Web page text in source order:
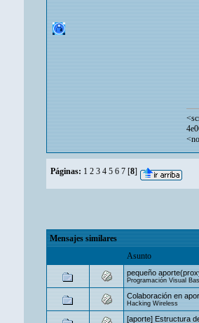
Páginas: 1 2 3 4 5 6 7 [8]
Mensajes similares
Asunto
pequeño
Programación Visual
Colaboración en
Hacking Wireless
[aporte] Estructura